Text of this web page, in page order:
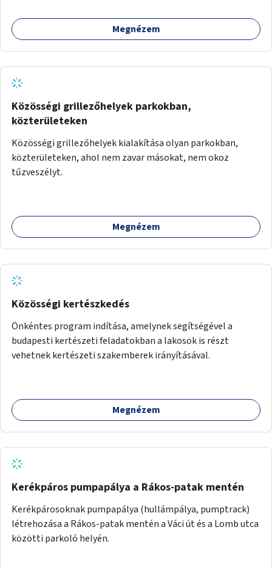
Megnézem
Közösségi grillezőhelyek parkokban,
közterületeken
Közösségi grillezőhelyek kialakítása olyan parkokban,
közterületeken, ahol nem zavar másokat, nem okoz
tűzveszélyt.
Megnézem
Közösségi kertészkedés
Önkéntes program indítása, amelynek segítségével a
budapesti kertészeti feladatokban a lakosok is részt
vehetnek kertészeti szakemberek irányításával.
Megnézem
Kerékpáros pumpapálya a Rákos-patak mentén
Kerékpárosoknak pumpapálya (hullámpálya, pumptrack)
létrehozása a Rákos-patak mentén a Váci út és a Lomb utca
közötti parkoló helyén.